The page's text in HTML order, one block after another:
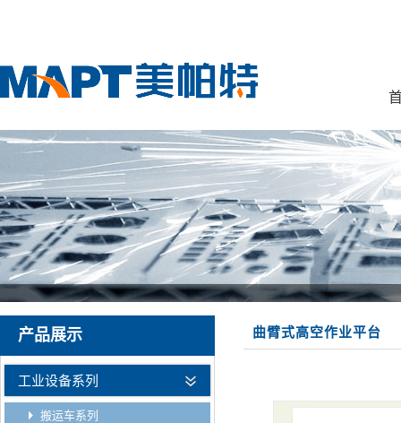
产品展示
工业设备系列
搬运车系列
曲臂式高空作业平台